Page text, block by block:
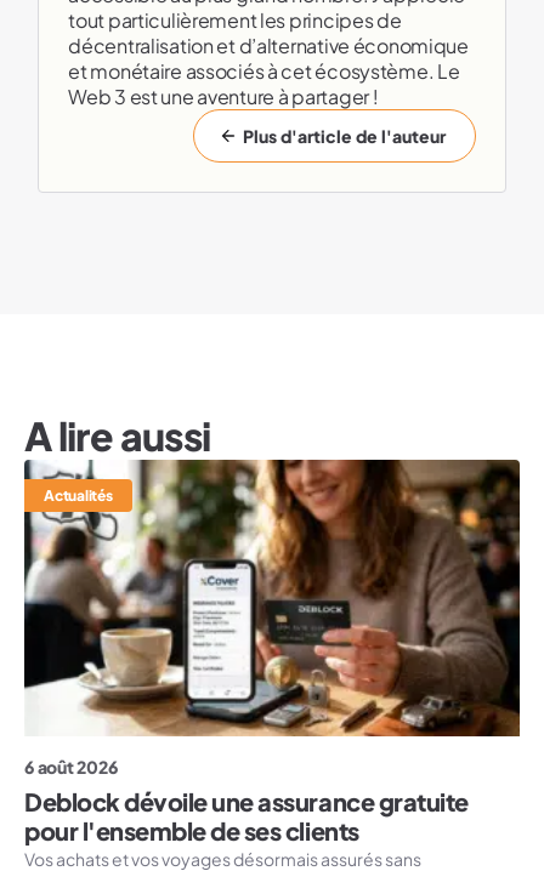
tout particulièrement les principes de
décentralisation et d’alternative économique
et monétaire associés à cet écosystème. Le
Web 3 est une aventure à partager !
Plus d'article de l'auteur
A lire aussi
Actualités
6 août 2026
Deblock dévoile une assurance gratuite
pour l'ensemble de ses clients
Vos achats et vos voyages désormais assurés sans